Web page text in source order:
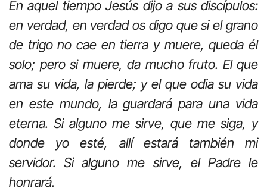
En aquel tiempo Jesús dijo a sus discípulos:
en verdad, en verdad os digo que si el grano
de trigo no cae en tierra y muere, queda él
solo; pero si muere, da mucho fruto. El que
ama su vida, la pierde; y el que odia su vida
en este mundo, la guardará para una vida
eterna. Si alguno me sirve, que me siga, y
donde yo esté, allí estará también mi
servidor. Si alguno me sirve, el Padre le
honrará.